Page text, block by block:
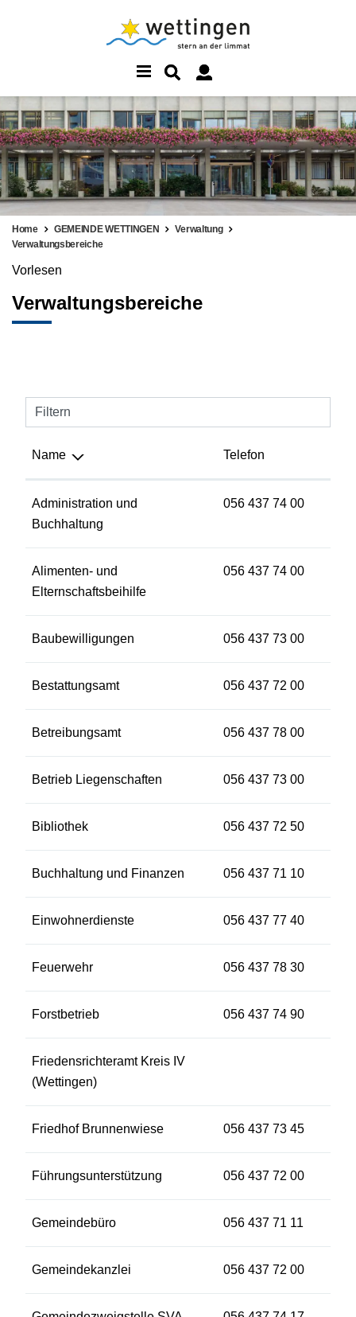
Home GEMEINDE WETTINGEN
Verwaltung
Verwaltungsbereiche
Vorlesen
Verwaltungsbereiche
Filtern
Name Telefon
Administration und
Buchhaltung
056 437 74 00
Alimenten- und
Elternschaftsbeihilfe
056 437 74 00
Baubewilligungen 056 437 73 00
Bestattungsamt 056 437 72 00
Betreibungsamt 056 437 78 00
Betrieb Liegenschaften 056 437 73 00
Bibliothek 056 437 72 50
Buchhaltung und Finanzen 056 437 71 10
Einwohnerdienste 056 437 77 40
Feuerwehr 056 437 78 30
Forstbetrieb 056 437 74 90
Friedensrichteramt Kreis IV
(Wettingen)
Friedhof Brunnenwiese 056 437 73 45
Führungsunterstützung 056 437 72 00
Gemeindebüro 056 437 71 11
Gemeindekanzlei 056 437 72 00